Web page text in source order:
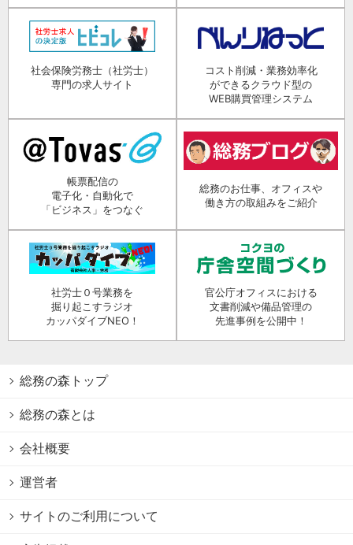
社会保険労務士（社労士）
専門の求人サイト
コスト削減・業務効率化
ができるクラウド型の
WEB購買管理システム
帳票配信の
電子化・自動化で
「ビジネス」をつなぐ
総務のお仕事、オフィスや
働き方の取組みをご紹介
社労士０号業務を
掘り起こすラジオ
カッパダイブNEO！
官公庁オフィスにおける
文書削減や備品管理の
先進事例を公開中！
総務の森トップ
総務の森とは
会社概要
運営者
サイトのご利用について